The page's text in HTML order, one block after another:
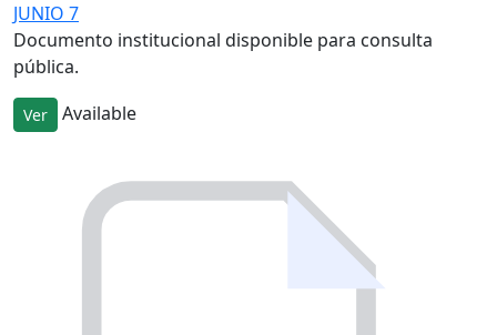
JUNIO 7
Documento institucional disponible para consulta
pública.
Ver Available